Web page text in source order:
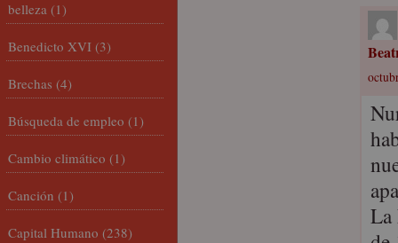
La
belleza (1)
Benedicto XVI (3)
Brechas (4)
Búsqueda de empleo (1)
Cambio climático (1)
Canción (1)
Capital Humano (238)